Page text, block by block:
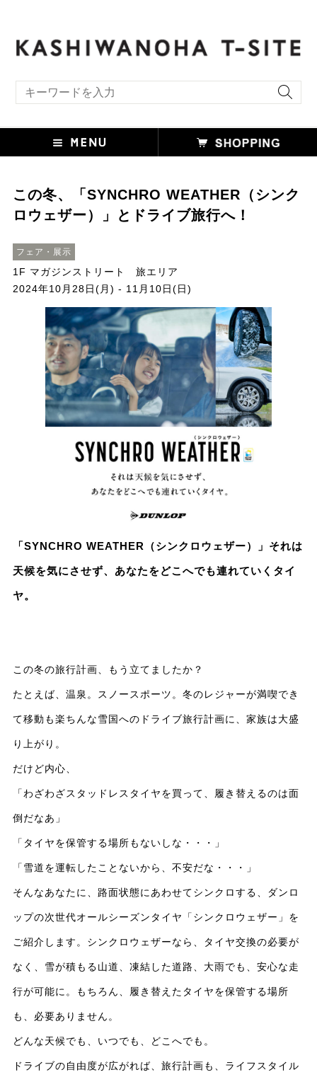
この冬、「SYNCHRO WEATHER（シンク
ロウェザー）」とドライブ旅行へ！
フェア・展示
1F マガジンストリート 旅エリア
2024年10月28日(月) - 11月10日(日)
「SYNCHRO WEATHER（シンクロウェザー）」それは
天候を気にさせず、あなたをどこへでも連れていくタイ
ヤ。
この冬の旅行計画、もう立てましたか？
たとえば、温泉。スノースポーツ。冬のレジャーが満喫でき
て移動も楽ちんな雪国へのドライブ旅行計画に、家族は大盛
り上がり。
だけど内心、
「わざわざスタッドレスタイヤを買って、履き替えるのは面
倒だなあ」
「タイヤを保管する場所もないしな・・・」
「雪道を運転したことないから、不安だな・・・」
そんなあなたに、路面状態にあわせてシンクロする、ダンロ
ップの次世代オールシーズンタイヤ「シンクロウェザー」を
ご紹介します。シンクロウェザーなら、タイヤ交換の必要が
なく、雪が積もる山道、凍結した道路、大雨でも、安心な走
行が可能に。もちろん、履き替えたタイヤを保管する場所
も、必要ありません。
どんな天候でも、いつでも、どこへでも。
ドライブの自由度が広がれば、旅行計画も、ライフスタイル